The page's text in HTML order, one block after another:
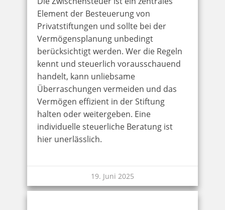
Element der Besteuerung von
Privatstiftungen und sollte bei der
Vermögensplanung unbedingt
berücksichtigt werden. Wer die Regeln
kennt und steuerlich vorausschauend
handelt, kann unliebsame
Überraschungen vermeiden und das
Vermögen effizient in der Stiftung
halten oder weitergeben. Eine
individuelle steuerliche Beratung ist
hier unerlässlich.
19. Juni 2025